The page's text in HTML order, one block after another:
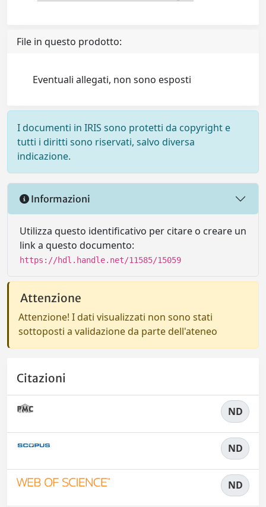
File in questo prodotto:
Eventuali allegati, non sono esposti
I documenti in IRIS sono protetti da copyright e
tutti i diritti sono riservati, salvo diversa
indicazione.
Informazioni
Utilizza questo identificativo per citare o creare un
link a questo documento:
https://hdl.handle.net/11585/15059
Attenzione
Attenzione! I dati visualizzati non sono stati
sottoposti a validazione da parte dell'ateneo
Citazioni
ND
ND
ND